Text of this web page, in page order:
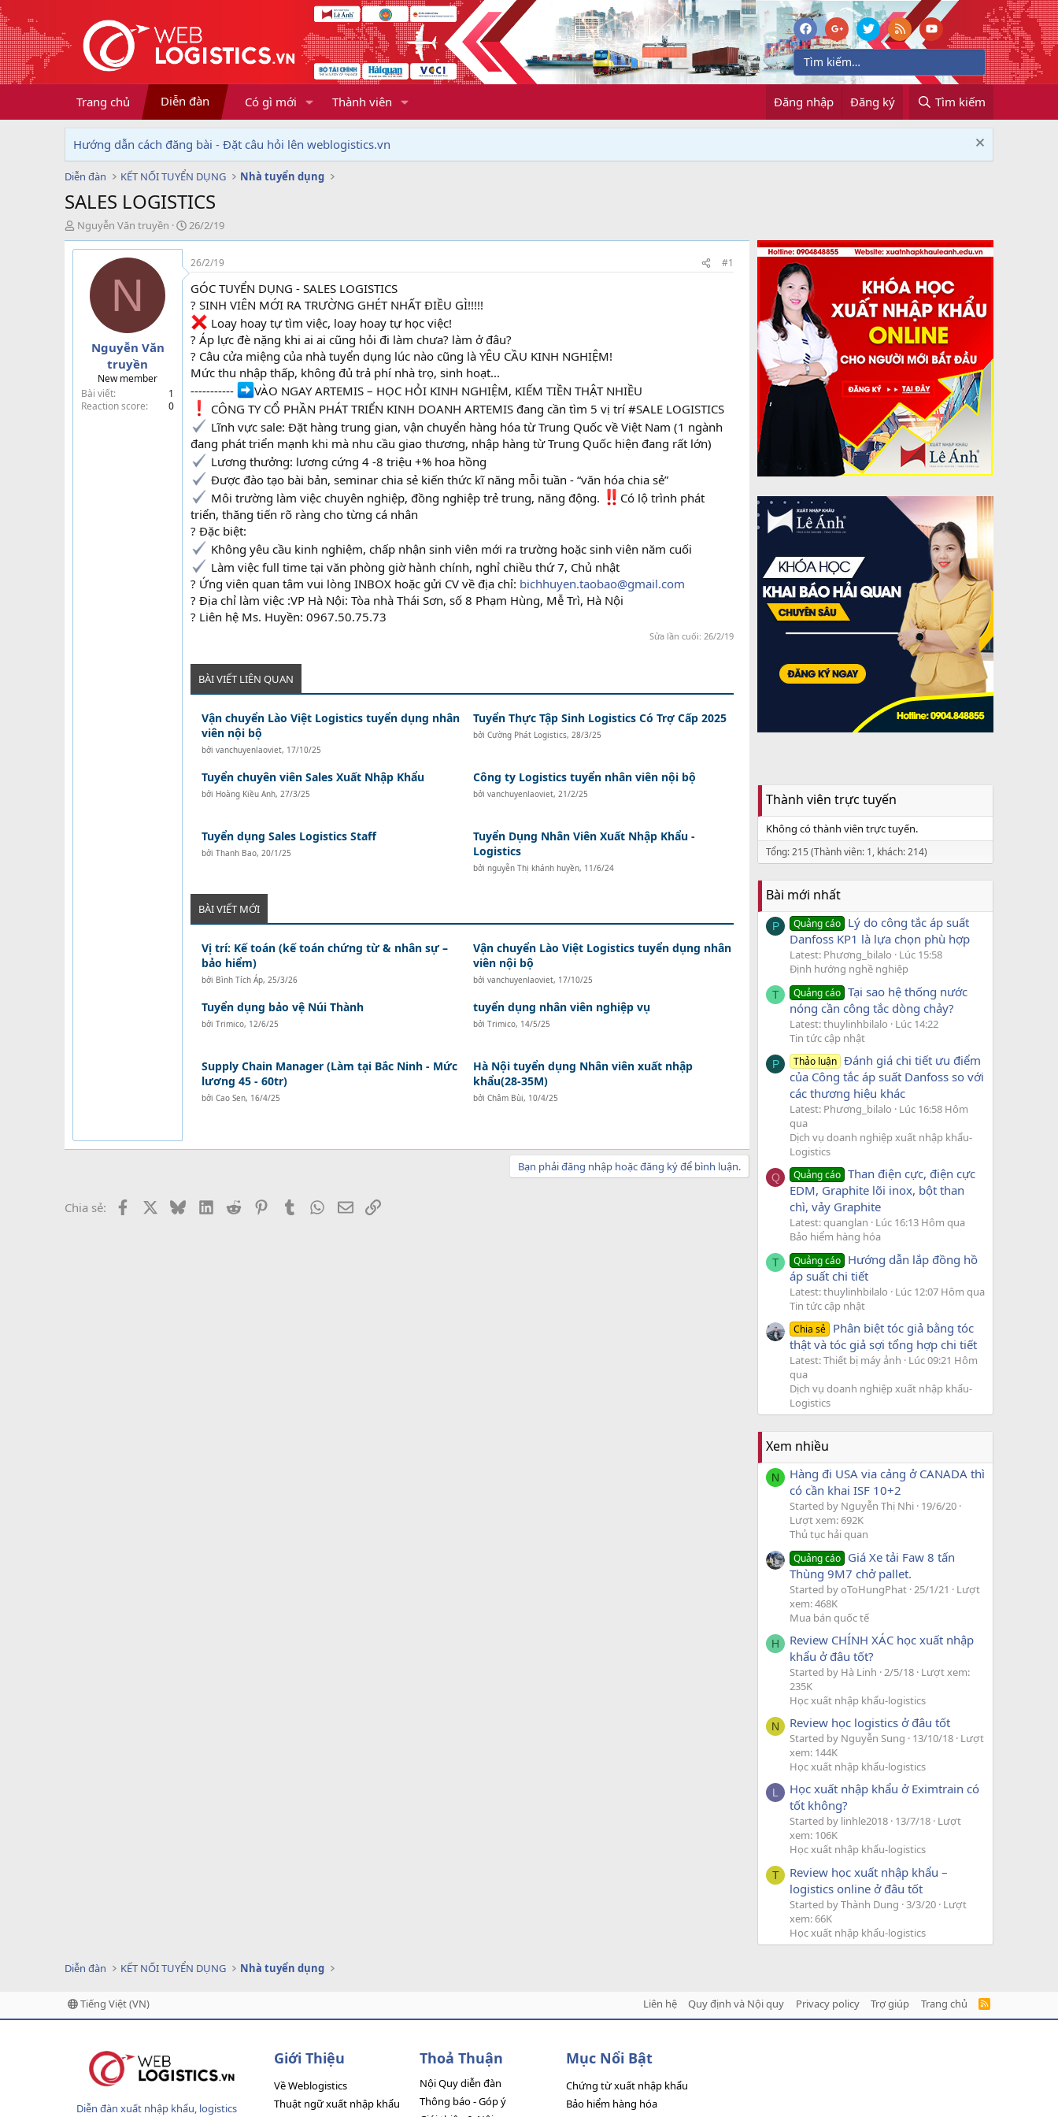
Trang chủ Diễn đàn Có gì mới Thành viên Đăng nhập Đăng ký Tìm kiếm
Hướng dẫn cách đăng bài - Đặt câu hỏi lên weblogistics.vn
Diễn đàn KẾT NỐI TUYỂN DỤNG Nhà tuyển dụng
SALES LOGISTICS
T
h
r
Nguyễn Văn truyền
N
g
y
ử
26/2/19
N
Nguyễn Văn
truyền
New member
Bài viết
1
Reaction score
0
26/2/19 #1
GÓC TUYỂN DỤNG - SALES LOGISTICS
? SINH VIÊN MỚI RA TRƯỜNG GHÉT NHẤT ĐIỀU GÌ!!!!!
Loay hoay tự tìm việc, loay hoay tự học việc!
? Áp lực đè nặng khi ai ai cũng hỏi đi làm chưa? làm ở đâu?
? Câu cửa miệng của nhà tuyển dụng lúc nào cũng là YÊU CẦU KINH NGHIỆM!
Mức thu nhập thấp, không đủ trả phí nhà trọ, sinh hoạt...
-----------
VÀO NGAY ARTEMIS – HỌC HỎI KINH NGHIỆM, KIẾM TIỀN THẬT NHIỀU
️ CÔNG TY CỔ PHẦN PHÁT TRIỂN KINH DOANH ARTEMIS đang cần tìm 5 vị trí #SALE LOGISTICS
Lĩnh vực sale: Đặt hàng trung gian, vận chuyển hàng hóa từ Trung Quốc về Việt Nam (1 ngành
đang phát triển mạnh khi mà nhu cầu giao thương, nhập hàng từ Trung Quốc hiện đang rất lớn)
Lương thưởng: lương cứng 4 -8 triệu +% hoa hồng
Được đào tạo bài bản, seminar chia sẻ kiến thức kĩ năng mỗi tuần - “văn hóa chia sẻ”
Môi trường làm việc chuyên nghiệp, đồng nghiệp trẻ trung, năng động.
Có lộ trình phát
triển, thăng tiến rõ ràng cho từng cá nhân
? Đặc biệt:
Không yêu cầu kinh nghiệm, chấp nhận sinh viên mới ra trường hoặc sinh viên năm cuối
Làm việc full time tại văn phòng giờ hành chính, nghỉ chiều thứ 7, Chủ nhật
? Ứng viên quan tâm vui lòng INBOX hoặc gửi CV về địa chỉ: bichhuyen.taobao@gmail.com
? Địa chỉ làm việc :VP Hà Nội: Tòa nhà Thái Sơn, số 8 Phạm Hùng, Mễ Trì, Hà Nội
? Liên hệ Ms. Huyền: 0967.50.75.73
Sửa lần cuối: 26/2/19
BÀI VIẾT LIÊN QUAN
Vận chuyển Lào Việt Logistics tuyển dụng nhân
viên nội bộ
bởi vanchuyenlaoviet, 17/10/25
Tuyển Thực Tập Sinh Logistics Có Trợ Cấp 2025
bởi Cường Phát Logistics, 28/3/25
Tuyển chuyên viên Sales Xuất Nhập Khẩu
bởi Hoàng Kiều Anh, 27/3/25
Công ty Logistics tuyển nhân viên nội bộ
bởi vanchuyenlaoviet, 21/2/25
Tuyển dụng Sales Logistics Staff
bởi Thanh Bao, 20/1/25
Tuyển Dụng Nhân Viên Xuất Nhập Khẩu -
Logistics
bởi nguyễn Thị khánh huyền, 11/6/24
BÀI VIẾT MỚI
Vị trí: Kế toán (kế toán chứng từ & nhân sự –
bảo hiểm)
bởi Bình Tích Áp, 25/3/26
Vận chuyển Lào Việt Logistics tuyển dụng nhân
viên nội bộ
bởi vanchuyenlaoviet, 17/10/25
Tuyển dụng bảo vệ Núi Thành
bởi Trimico, 12/6/25
tuyển dụng nhân viên nghiệp vụ
bởi Trimico, 14/5/25
Supply Chain Manager (Làm tại Bắc Ninh - Mức
lương 45 - 60tr)
bởi Cao Sen, 16/4/25
Hà Nội tuyển dụng Nhân viên xuất nhập
khẩu(28-35M)
bởi Châm Bùi, 10/4/25
Bạn phải đăng nhập hoặc đăng ký để bình luận.
Chia sẻ: Facebook BlueskyLinkedIn
Reddit PinterestTumblr WhatsApp
EmailLink
Thành viên trực tuyến
Không có thành viên trực tuyến.
Tổng: 215 (Thành viên: 1, khách: 214)
Bài mới nhất
P Quảng cáo Lý do công tắc áp suất
Danfoss KP1 là lựa chọn phù hợp
Latest: Phương_bilalo
Lúc 15:58
Định hướng nghề nghiệp
T Quảng cáo Tại sao hệ thống nước
nóng cần công tắc dòng chảy?
Latest: thuylinhbilalo
Lúc 14:22
Tin tức cập nhật
P Thảo luận Đánh giá chi tiết ưu điểm
của Công tắc áp suất Danfoss so với
các thương hiệu khác
Latest: Phương_bilalo
Lúc 16:58 Hôm
qua
Dịch vụ doanh nghiệp xuất nhập khẩu-
Logistics
Q Quảng cáo Than điện cực, điện cực
EDM, Graphite lõi inox, bột than
chì, vảy Graphite
Latest: quanglan
Lúc 16:13 Hôm qua
Bảo hiểm hàng hóa
T Quảng cáo Hướng dẫn lắp đồng hồ
áp suất chi tiết
Latest: thuylinhbilalo
Lúc 12:07 Hôm qua
Tin tức cập nhật
Chia sẻ Phân biệt tóc giả bằng tóc
thật và tóc giả sợi tổng hợp chi tiết
Latest: Thiết bị máy ảnh
Lúc 09:21 Hôm
qua
Dịch vụ doanh nghiệp xuất nhập khẩu-
Logistics
Xem nhiều
N
Hàng đi USA via cảng ở CANADA thì
có cần khai ISF 10+2
Started by Nguyễn Thị Nhi 19/6/20
Lượt xem: 692K
Thủ tục hải quan
Quảng cáo Giá Xe tải Faw 8 tấn
Thùng 9M7 chở pallet.
Started by oToHungPhat 25/1/21
Lượt
xem: 468K
Mua bán quốc tế
H
Review CHÍNH XÁC học xuất nhập
khẩu ở đâu tốt?
Started by Hà Linh 2/5/18 Lượt xem:
235K
Học xuất nhập khẩu-logistics
N Review học logistics ở đâu tốt
Started by Nguyễn Sung 13/10/18 Lượt
xem: 144K
Học xuất nhập khẩu-logistics
L
Học xuất nhập khẩu ở Eximtrain có
tốt không?
Started by linhle2018 13/7/18 Lượt
xem: 106K
Học xuất nhập khẩu-logistics
T
Review học xuất nhập khẩu –
logistics online ở đâu tốt
Started by Thành Dung 3/3/20 Lượt
xem: 66K
Học xuất nhập khẩu-logistics
Diễn đàn KẾT NỐI TUYỂN DỤNG Nhà tuyển dụng
Tiếng Việt (VN) Liên hệ Quy định và Nội quy Privacy policy Trợ giúp Trang chủ
R
Diễn đàn xuất nhập khẩu, logistics
Giới Thiệu
Về Weblogistics
Thuật ngữ xuất nhập khẩu
Thoả Thuận
Nội Quy diễn đàn
Thông báo - Góp ý
Mục Nổi Bật
Chứng từ xuất nhập khẩu
Bảo hiểm hàng hóa